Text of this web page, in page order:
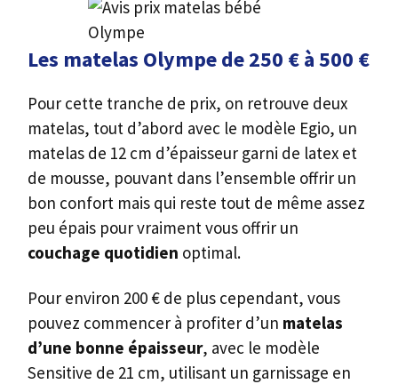
Les matelas Olympe de 250 € à 500 €
Pour cette tranche de prix, on retrouve deux
matelas, tout d’abord avec le modèle Egio, un
matelas de 12 cm d’épaisseur garni de latex et
de mousse, pouvant dans l’ensemble offrir un
bon confort mais qui reste tout de même assez
peu épais pour vraiment vous offrir un
couchage quotidien optimal.
Pour environ 200 € de plus cependant, vous
pouvez commencer à profiter d’un matelas
d’une bonne épaisseur, avec le modèle
Sensitive de 21 cm, utilisant un garnissage en